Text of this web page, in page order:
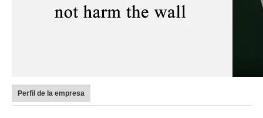
Perfil de la empresa